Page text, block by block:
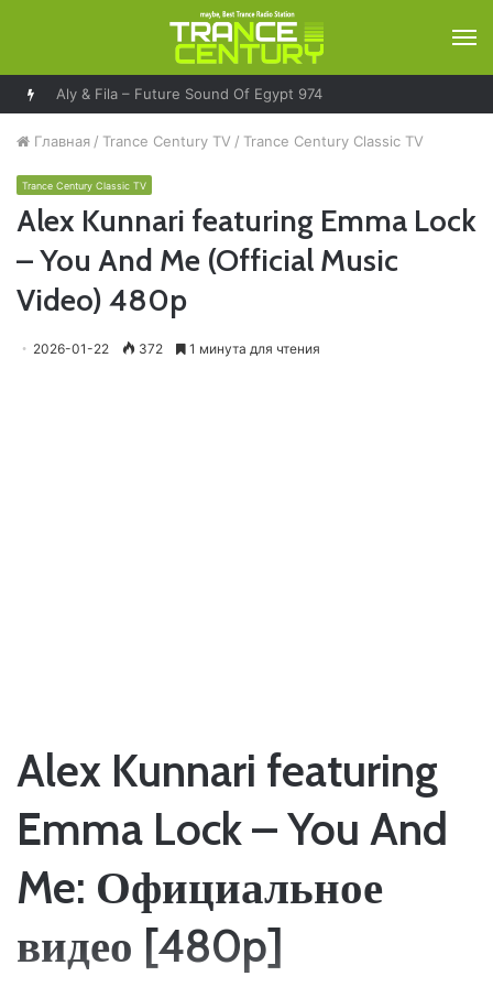
Aly & Fila – Future Sound Of Egypt 974
Главная / Trance Century TV / Trance Century Classic TV
Trance Century Classic TV
Alex Kunnari featuring Emma Lock
– You And Me (Official Music
Video) 480p
2026-01-22 372 1 минута для чтения
Alex Kunnari featuring
Emma Lock – You And
Me: Официальное
видео [480p]